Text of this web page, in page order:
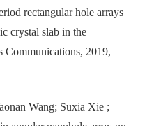
rectangular hole arrays
crystal slab in the
Communications, 2019,
Wang; Suxia Xie ;